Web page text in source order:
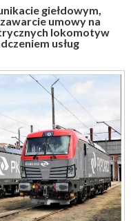
giełdowym,
umowy na
lokomotyw
usług